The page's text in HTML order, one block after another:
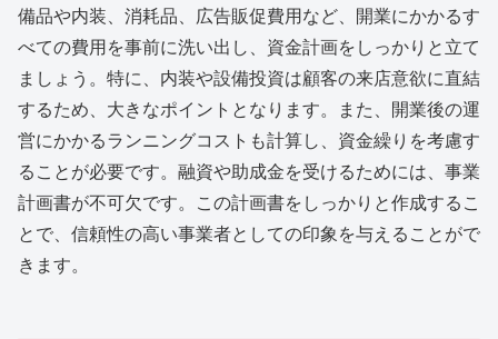
備品や内装、消耗品、広告販促費用など、開業にかかるす
べての費用を事前に洗い出し、資金計画をしっかりと立て
ましょう。特に、内装や設備投資は顧客の来店意欲に直結
するため、大きなポイントとなります。また、開業後の運
営にかかるランニングコストも計算し、資金繰りを考慮す
ることが必要です。融資や助成金を受けるためには、事業
計画書が不可欠です。この計画書をしっかりと作成するこ
とで、信頼性の高い事業者としての印象を与えることがで
きます。